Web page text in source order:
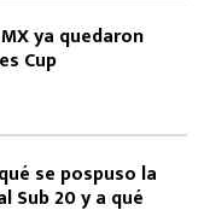
ya quedaron
Cup
se pospuso la
Sub 20 y a qué